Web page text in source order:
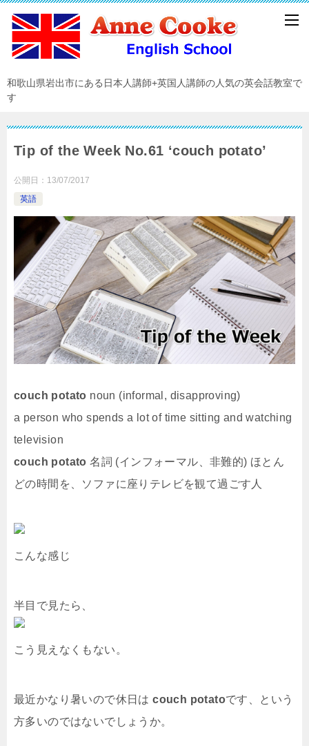
和歌山県岩出市にある日本人講師+英国人講師の人気の英会話教室で
す
Tip of the Week No.61 ‘couch potato’
公開日： 13/07/2017
英語
couch potato noun (informal, disapproving)
a person who spends a lot of time sitting and watching
television
couch potato 名詞 (インフォーマル、非難的) ほとん
どの時間を、ソファに座りテレビを観て過ごす人
こんな感じ
半目で見たら、
こう見えなくもない。
最近かなり暑いので休日はcouch potatoです、という
方多いのではないでしょうか。